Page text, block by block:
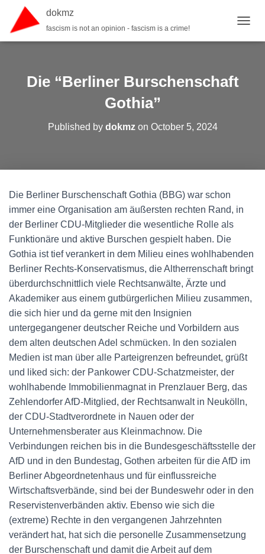
dokmz
fascism is not an opinion - fascism is a crime!
Die “Berliner Burschenschaft
Gothia”
Published by dokmzon October 5, 2024
Die Berliner Burschenschaft Gothia (BBG) war schon
immer eine Organisation am äußersten rechten Rand, in
der Berliner CDU-Mitglieder die wesentliche Rolle als
Funktionäre und aktive Burschen gespielt haben. Die
Gothia ist tief verankert in dem Milieu eines wohlhabenden
Berliner Rechts-Konservatismus, die Altherrenschaft bringt
überdurchschnittlich viele Rechtsanwälte, Ärzte und
Akademiker aus einem gutbürgerlichen Milieu zusammen,
die sich hier und da gerne mit den Insignien
untergegangener deutscher Reiche und Vorbildern aus
dem alten deutschen Adel schmücken. In den sozialen
Medien ist man über alle Parteigrenzen befreundet, grüßt
und liked sich: der Pankower CDU-Schatzmeister, der
wohlhabende Immobilienmagnat in Prenzlauer Berg, das
Zehlendorfer AfD-Mitglied, der Rechtsanwalt in Neukölln,
der CDU-Stadtverordnete in Nauen oder der
Unternehmensberater aus Kleinmachnow. Die
Verbindungen reichen bis in die Bundesgeschäftsstelle der
AfD und in den Bundestag, Gothen arbeiten für die AfD im
Berliner Abgeordnetenhaus und für einflussreiche
Wirtschaftsverbände, sind bei der Bundeswehr oder in den
Reservistenverbänden aktiv. Ebenso wie sich die
(extreme) Rechte in den vergangenen Jahrzehnten
verändert hat, hat sich die personelle Zusammensetzung
der Burschenschaft und damit die Arbeit auf dem